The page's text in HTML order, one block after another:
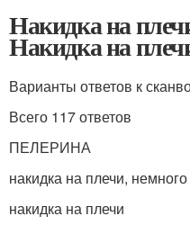
Накидка на
Накидка на
Варианты ответов к
Всего 117 ответов
ПЕЛЕРИНА
накидка на плечи,
накидка на плечи